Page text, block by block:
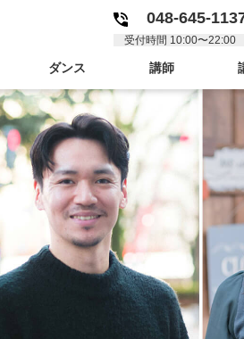
048-645-
受付時間 10:00〜22:00
ダンス 講師